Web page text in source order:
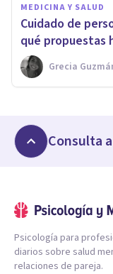
MEDICINA Y SALUD
Cuidado de
qué propuestas
Grecia
Consulta
Psicología para
diarios sobre salud
relaciones de pareja.